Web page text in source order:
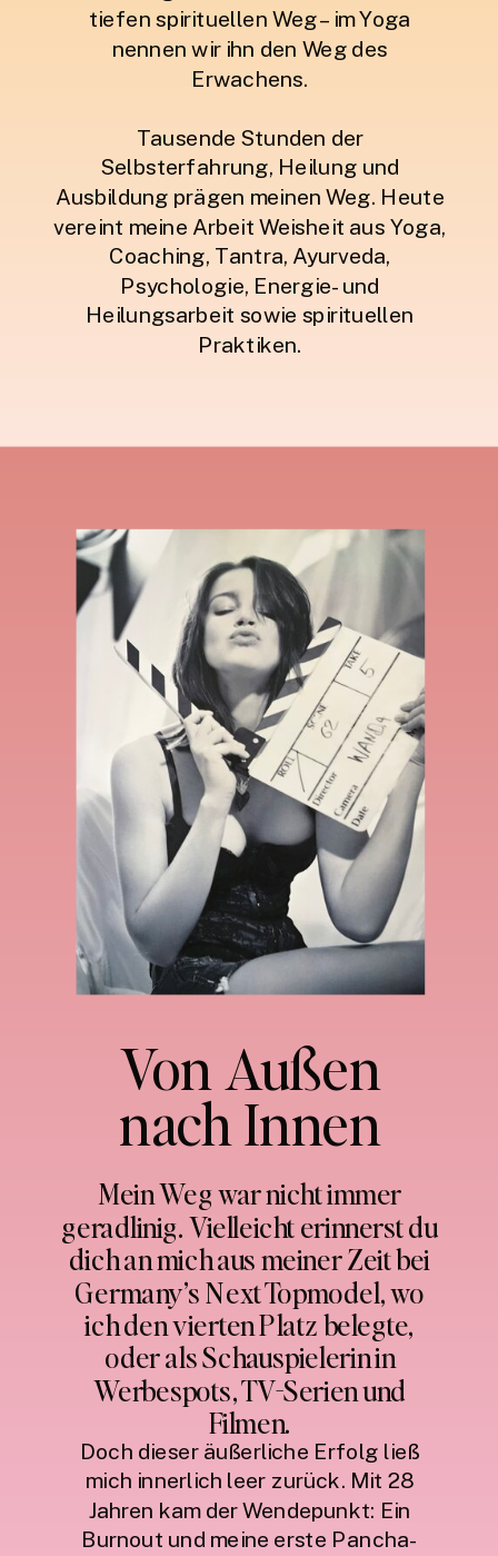
tiefen spirituellen Weg – im Yoga
nennen wir ihn den Weg des
Erwachens.
Tausende Stunden der
Selbsterfahrung, Heilung und
Ausbildung prägen meinen Weg. Heute
vereint meine Arbeit Weisheit aus Yoga,
Coaching, Tantra, Ayurveda,
Psychologie, Energie- und
Heilungsarbeit sowie spirituellen
Praktiken.
Doch dieser äußerliche Erfolg ließ
mich innerlich leer zurück. Mit 28
Jahren kam der Wendepunkt: Ein
Burnout und meine erste Pancha-
Mein Weg war nicht immer
geradlinig. Vielleicht erinnerst du
dich an mich aus meiner Zeit bei
Germany’s Next Topmodel, wo
ich den vierten Platz belegte,
oder als Schauspielerin in
Werbespots, TV-Serien und
Filmen.
Von Außen
nach Innen